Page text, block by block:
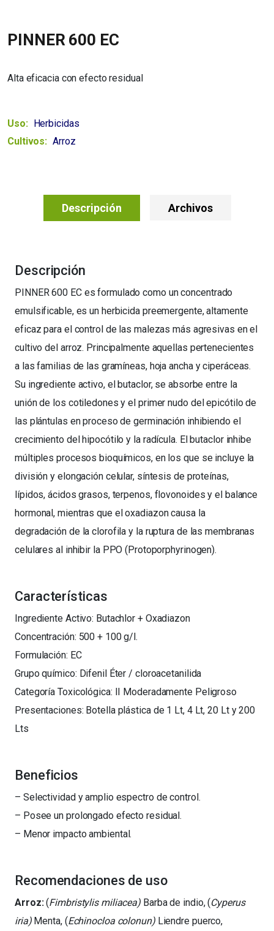
PINNER 600 EC
Alta eficacia con efecto residual
Uso:
Herbicidas
Cultivos: Arroz
Descripción Archivos
Descripción
PINNER 600 EC es formulado como un concentrado
emulsificable, es un herbicida preemergente, altamente
eficaz para el control de las malezas más agresivas en el
cultivo del arroz. Principalmente aquellas pertenecientes
a las familias de las gramíneas, hoja ancha y ciperáceas.
Su ingrediente activo, el butaclor, se absorbe entre la
unión de los cotiledones y el primer nudo del epicótilo de
las plántulas en proceso de germinación inhibiendo el
crecimiento del hipocótilo y la radícula. El butaclor inhibe
múltiples procesos bioquímicos, en los que se incluye la
división y elongación celular, síntesis de proteínas,
lípidos, ácidos grasos, terpenos, flovonoides y el balance
hormonal, mientras que el oxadiazon causa la
degradación de la clorofila y la ruptura de las membranas
celulares al inhibir la PPO (Protoporphyrinogen).
Características
Ingrediente Activo: Butachlor + Oxadiazon
Concentración: 500 + 100 g/l.
Formulación: EC
Grupo químico: Difenil Éter / cloroacetanilida
Categoría Toxicológica: II Moderadamente Peligroso
Presentaciones: Botella plástica de 1 Lt, 4 Lt, 20 Lt y 200
Lts
Beneficios
– Selectividad y amplio espectro de control.
– Posee un prolongado efecto residual.
– Menor impacto ambiental.
Recomendaciones de uso
Arroz:(Fimbristylis miliacea) Barba de indio, (Cyperus
iria) Menta, (Echinocloa colonun) Liendre puerco,